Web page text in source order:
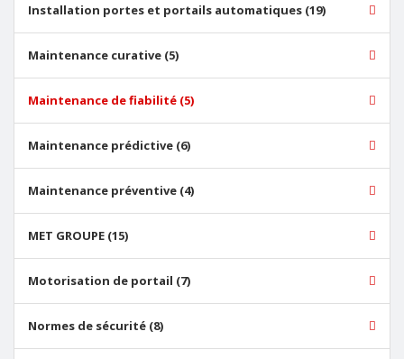
Installation portes et portails automatiques (19)
Maintenance curative (5)
Maintenance de fiabilité (5)
Maintenance prédictive (6)
Maintenance préventive (4)
MET GROUPE (15)
Motorisation de portail (7)
Normes de sécurité (8)